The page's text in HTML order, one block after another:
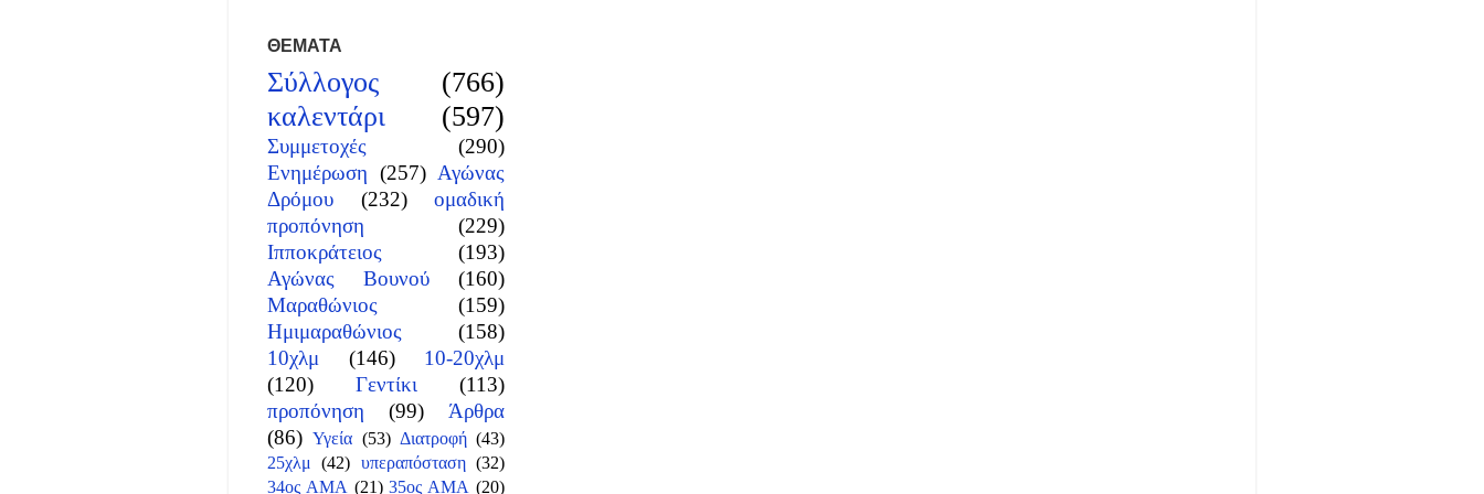
ΘΕΜΑΤΑ
Σύλλογος
(766)
καλεντάρι
(597)
Συμμετοχές
(290)
Ενημέρωση (257) Αγώνας
Δρόμου
(232)
ομαδική
προπόνηση
(229)
Ιπποκράτειος
(193)
Αγώνας Βουνού
(160)
Μαραθώνιος
(159)
Ημιμαραθώνιος
(158)
10χλμ
(146)
10-20χλμ
(120)
Γεντίκι
(113)
προπόνηση
(99)
Άρθρα
(86) Υγεία (53) Διατροφή (43)
25χλμ (42) υπεραπόσταση (32)
34ος ΑΜΑ (21) 35ος ΑΜΑ (20)